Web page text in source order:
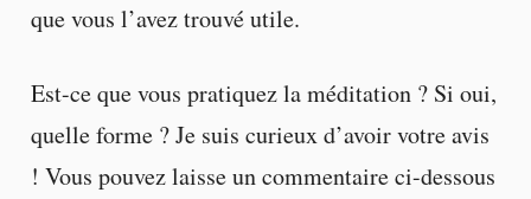
que vous l’avez trouvé utile.
Est-ce que vous pratiquez la méditation ? Si oui,
quelle forme ? Je suis curieux d’avoir votre avis
! Vous pouvez laisse un commentaire ci-dessous